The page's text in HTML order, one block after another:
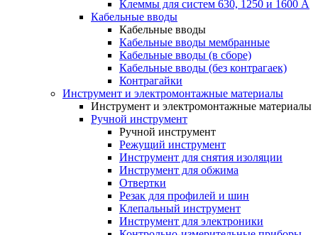
Клеммы для систем 630, 1250 и 1600 А
Кабельные вводы
Кабельные вводы
Кабельные вводы мембранные
Кабельные вводы (в сборе)
Кабельные вводы (без контрагаек)
Контрагайки
Инструмент и электромонтажные материалы
Инструмент и электромонтажные материалы
Ручной инструмент
Ручной инструмент
Режущий инструмент
Инструмент для снятия изоляции
Инструмент для обжима
Отвертки
Резак для профилей и шин
Клепальный инструмент
Инструмент для электроники